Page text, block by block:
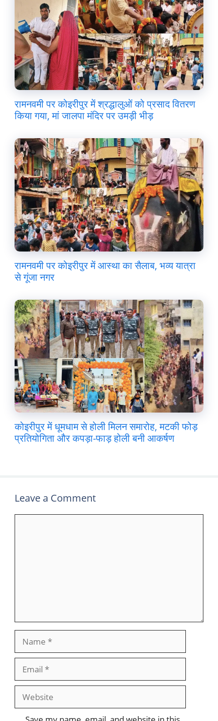
रामनवमी पर कोइरीपुर में श्रद्धालुओं को प्रसाद वितरण
किया गया, मां जालपा मंदिर पर उमड़ी भीड़
रामनवमी पर कोइरीपुर में आस्था का सैलाब, भव्य यात्रा
से गूंजा नगर
कोइरीपुर में धूमधाम से होली मिलन समारोह, मटकी फोड़
प्रतियोगिता और कपड़ा-फाड़ होली बनी आकर्षण
Leave a Comment
Website